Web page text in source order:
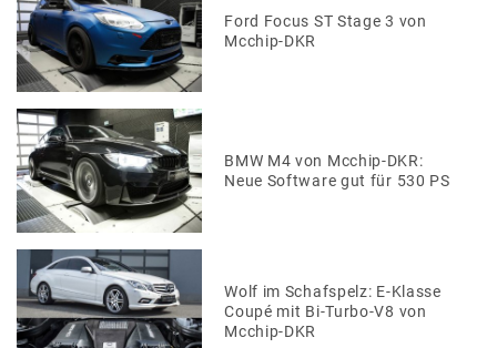
Ford Focus ST Stage 3 von
Mcchip-DKR
BMW M4 von Mcchip-DKR:
Neue Software gut für 530 PS
Wolf im Schafspelz: E-Klasse
Coupé mit Bi-Turbo-V8 von
Mcchip-DKR